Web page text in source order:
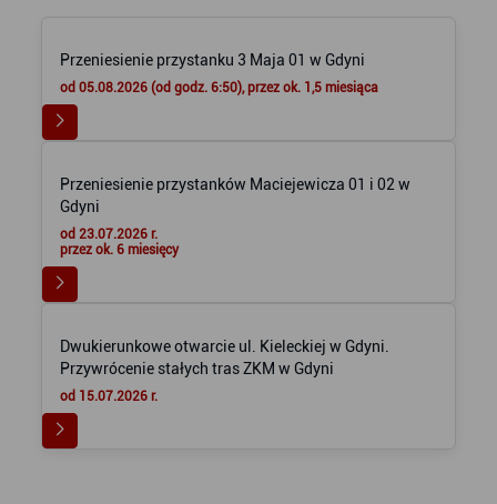
Przeniesienie przystanku 3 Maja 01 w Gdyni
od 05.08.2026 (od godz. 6:50), przez ok. 1,5 miesiąca
Przeniesienie przystanków Maciejewicza 01 i 02 w
Gdyni
od 23.07.2026 r.
przez ok. 6 miesięcy
Dwukierunkowe otwarcie ul. Kieleckiej w Gdyni.
Przywrócenie stałych tras ZKM w Gdyni
od 15.07.2026 r.